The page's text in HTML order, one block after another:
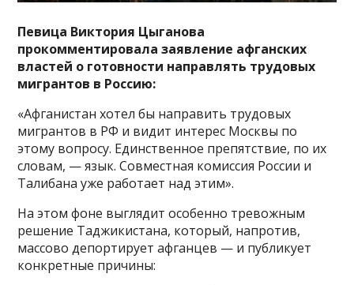
Певица Виктория Цыганова
прокомментировала заявление афганских
властей о готовности направлять трудовых
мигрантов в Россию:
«Афганистан хотел бы направить трудовых
мигрантов в РФ и видит интерес Москвы по
этому вопросу. Единственное препятствие, по их
словам, — язык. Совместная комиссия России и
Талибана уже работает над этим».
На этом фоне выглядит особенно тревожным
решение Таджикистана, который, напротив,
массово депортирует афганцев — и публикует
конкретные причины: